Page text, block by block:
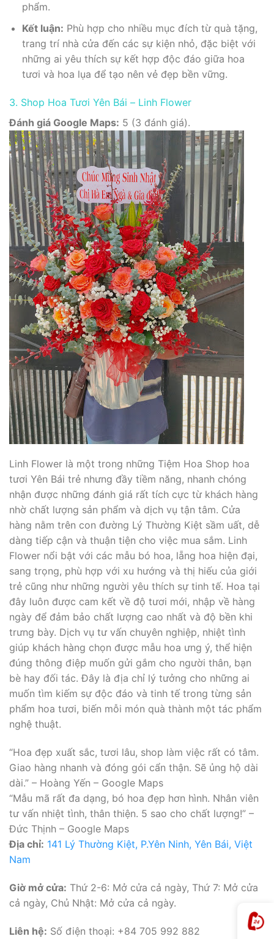
phẩm.
Kết luận: Phù hợp cho nhiều mục đích từ quà tặng,
trang trí nhà cửa đến các sự kiện nhỏ, đặc biệt với
những ai yêu thích sự kết hợp độc đáo giữa hoa
tươi và hoa lụa để tạo nên vẻ đẹp bền vững.
3. Shop Hoa Tươi Yên Bái – Linh Flower
Đánh giá Google Maps: 5 (3 đánh giá).
Linh Flower là một trong những Tiệm Hoa Shop hoa
tươi Yên Bái trẻ nhưng đầy tiềm năng, nhanh chóng
nhận được những đánh giá rất tích cực từ khách hàng
nhờ chất lượng sản phẩm và dịch vụ tận tâm. Cửa
hàng nằm trên con đường Lý Thường Kiệt sầm uất, dễ
dàng tiếp cận và thuận tiện cho việc mua sắm. Linh
Flower nổi bật với các mẫu bó hoa, lẵng hoa hiện đại,
sang trọng, phù hợp với xu hướng và thị hiếu của giới
trẻ cũng như những người yêu thích sự tinh tế. Hoa tại
đây luôn được cam kết về độ tươi mới, nhập về hàng
ngày để đảm bảo chất lượng cao nhất và độ bền khi
trưng bày. Dịch vụ tư vấn chuyên nghiệp, nhiệt tình
giúp khách hàng chọn được mẫu hoa ưng ý, thể hiện
đúng thông điệp muốn gửi gắm cho người thân, bạn
bè hay đối tác. Đây là địa chỉ lý tưởng cho những ai
muốn tìm kiếm sự độc đáo và tinh tế trong từng sản
phẩm hoa tươi, biến mỗi món quà thành một tác phẩm
nghệ thuật.
“Hoa đẹp xuất sắc, tươi lâu, shop làm việc rất có tâm.
Giao hàng nhanh và đóng gói cẩn thận. Sẽ ủng hộ dài
dài.” – Hoàng Yến – Google Maps
“Mẫu mã rất đa dạng, bó hoa đẹp hơn hình. Nhân viên
tư vấn nhiệt tình, thân thiện. 5 sao cho chất lượng!” –
Đức Thịnh – Google Maps
Địa chỉ: 141 Lý Thường Kiệt, P.Yên Ninh, Yên Bái, Việt
Nam
Giờ mở cửa: Thứ 2-6: Mở cửa cả ngày, Thứ 7: Mở cửa
cả ngày, Chủ Nhật: Mở cửa cả ngày.
Liên hệ: Số điện thoại: +84 705 992 882